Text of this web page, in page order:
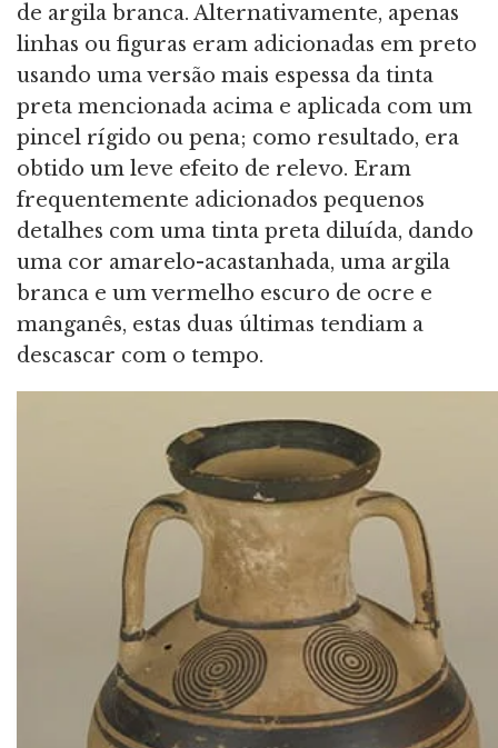
de argila branca. Alternativamente, apenas
linhas ou figuras eram adicionadas em preto
usando uma versão mais espessa da tinta
preta mencionada acima e aplicada com um
pincel rígido ou pena; como resultado, era
obtido um leve efeito de relevo. Eram
frequentemente adicionados pequenos
detalhes com uma tinta preta diluída, dando
uma cor amarelo-acastanhada, uma argila
branca e um vermelho escuro de ocre e
manganês, estas duas últimas tendiam a
descascar com o tempo.